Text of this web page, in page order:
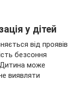
у дітей
від проявів
безсоння
Дитина може
виявляти